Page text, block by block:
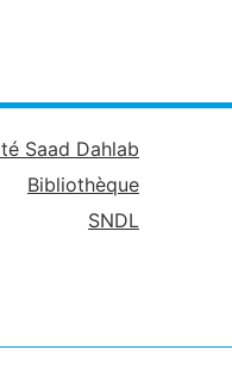
Saad Dahlab
Bibliothèque
SNDL